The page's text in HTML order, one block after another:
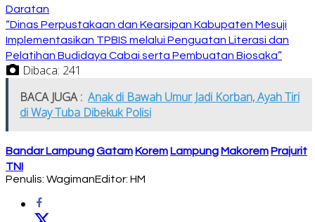
Daratan
“Dinas Perpustakaan dan Kearsipan Kabupaten Mesuji
Implementasikan TPBIS melalui Penguatan Literasi dan
Pelatihan Budidaya Cabai serta Pembuatan Biosaka”
Dibaca: 241
BACA JUGA : Anak di Bawah Umur Jadi Korban, Ayah Tiri
di Way Tuba Dibekuk Polisi
Bandar LampungGatam Korem Lampung Makorem Prajurit
TNI
Penulis: WagimanEditor: HM